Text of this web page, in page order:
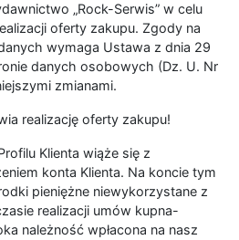
„Rock-Serwis” w celu
oferty zakupu. Zgody na
wymaga Ustawa z dnia 29
danych osobowych (Dz. U. Nr
zmianami.
realizację oferty zakupu!
Klienta wiąże się z
konta Klienta. Na koncie tym
pieniężne niewykorzystane z
realizacji umów kupna-
należność wpłacona na nasz